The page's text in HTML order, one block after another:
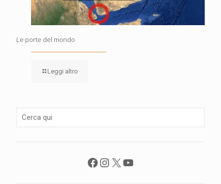
Le porte del mondo
Leggi altro
Facebook
Instagram
X YouTube